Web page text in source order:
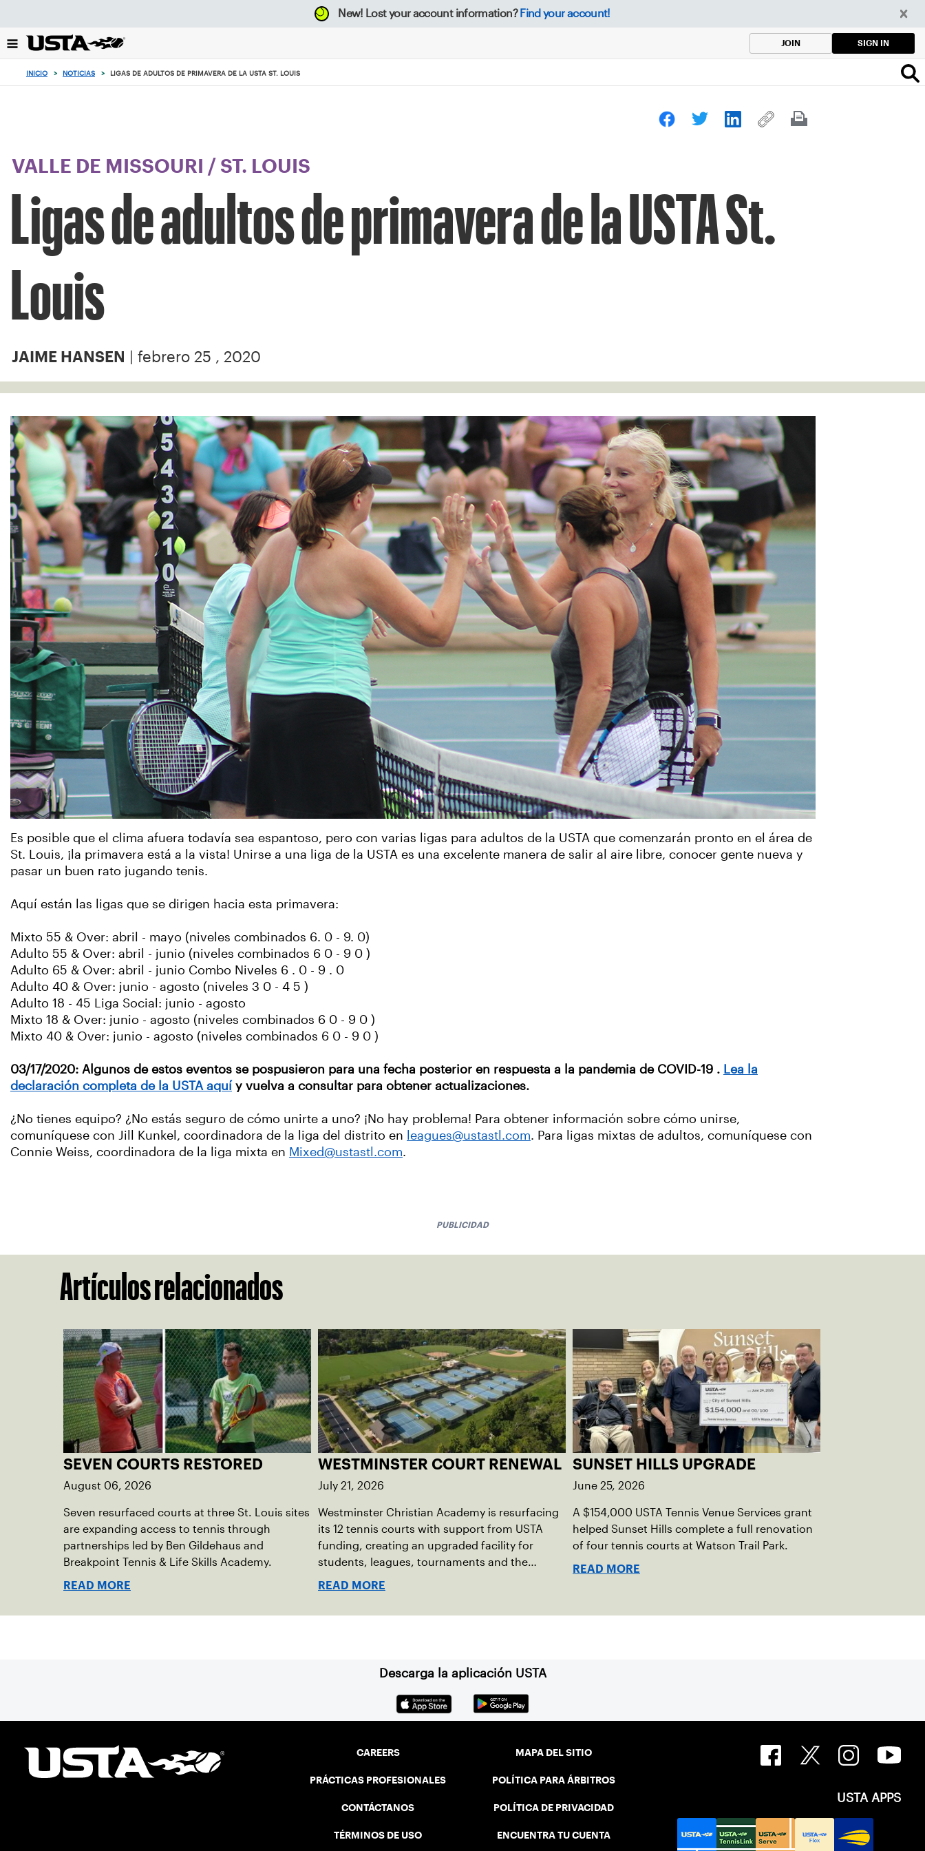
el
botón
New! Lost your account information? Find your account!
JOIN SIGN IN
INICIO > NOTICIAS > LIGAS DE ADULTOS DE PRIMAVERA DE LA USTA ST. LOUIS
VALLE DE MISSOURI / ST. LOUIS
Ligas de adultos de primavera de la USTA St.
Louis
JAIME HANSEN | febrero 25 , 2020
Es posible que el clima afuera todavía sea espantoso, pero con varias ligas para adultos de la USTA que comenzarán pronto en el área de
St. Louis, ¡la primavera está a la vista! Unirse a una liga de la USTA es una excelente manera de salir al aire libre, conocer gente nueva y
pasar un buen rato jugando tenis.
Aquí están las ligas que se dirigen hacia esta primavera:
Mixto 55 & Over: abril - mayo (niveles combinados 6. 0 - 9. 0)
Adulto 55 & Over: abril - junio (niveles combinados 6 0 - 9 0 )
Adulto 65 & Over: abril - junio Combo Niveles 6 . 0 - 9 . 0
Adulto 40 & Over: junio - agosto (niveles 3 0 - 4 5 )
Adulto 18 - 45 Liga Social: junio - agosto
Mixto 18 & Over: junio - agosto (niveles combinados 6 0 - 9 0 )
Mixto 40 & Over: junio - agosto (niveles combinados 6 0 - 9 0 )
03/17/2020: Algunos de estos eventos se pospusieron para una fecha posterior en respuesta a la pandemia de COVID-19 . Lea la
declaración completa de la USTA aquí y vuelva a consultar para obtener actualizaciones.
¿No tienes equipo? ¿No estás seguro de cómo unirte a uno? ¡No hay problema! Para obtener información sobre cómo unirse,
comuníquese con Jill Kunkel, coordinadora de la liga del distrito en leagues@ustastl.com. Para ligas mixtas de adultos, comuníquese con
Connie Weiss, coordinadora de la liga mixta en Mixed@ustastl.com.
PUBLICIDAD
Artículos relacionados
SEVEN COURTS RESTORED
August 06, 2026
Seven resurfaced courts at three St. Louis sites
are expanding access to tennis through
partnerships led by Ben Gildehaus and
Breakpoint Tennis & Life Skills Academy.
READ MORE
WESTMINSTER COURT RENEWAL
July 21, 2026
Westminster Christian Academy is resurfacing
its 12 tennis courts with support from USTA
funding, creating an upgraded facility for
students, leagues, tournaments and the
community.
READ MORE
SUNSET HILLS UPGRADE
June 25, 2026
A $154,000 USTA Tennis Venue Services grant
helped Sunset Hills complete a full renovation
of four tennis courts at Watson Trail Park.
READ MORE
Descarga la aplicación USTA
CAREERS
PRÁCTICAS PROFESIONALES
CONTÁCTANOS
TÉRMINOS DE USO
MAPA DEL SITIO
POLÍTICA PARA ÁRBITROS
POLÍTICA DE PRIVACIDAD
ENCUENTRA TU CUENTA
USTA APPS